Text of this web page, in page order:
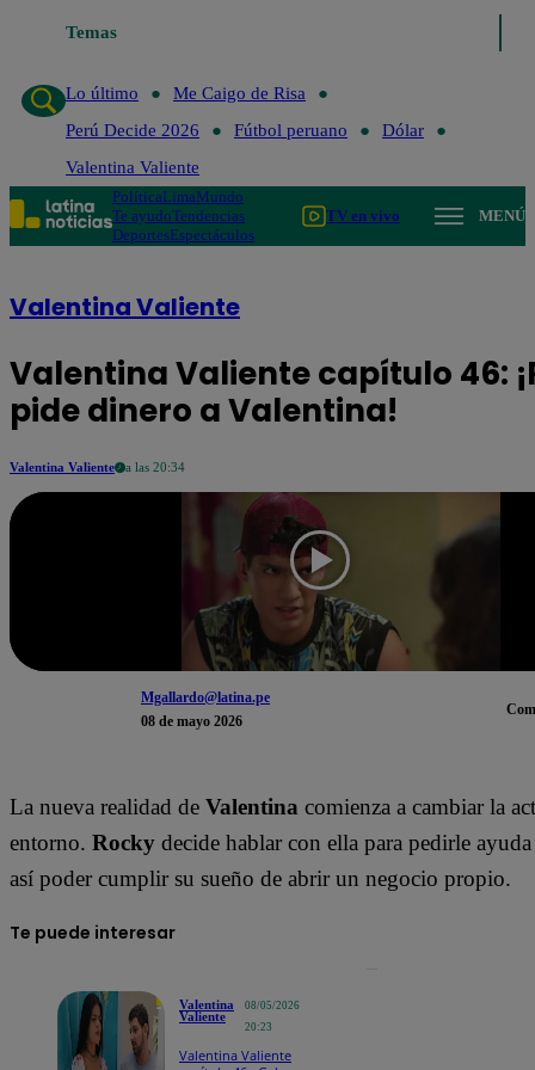
Temas
Lo último
Me Caigo de Risa
Perú Decide 2026
Fútbol peruano
Dólar
Valentina Valiente
PolíticaLimaMundo
Te ayudoTendencias
DeportesEspectáculos
TV en vivo MENÚ
Valentina Valiente
Valentina Valiente capítulo 46:
pide dinero a Valentina!
Valentina Valiente a las 20:34
Mgallardo@latina.pe
08 de mayo 2026
La nueva realidad de Valentina comienza a cambiar la
entorno. Rocky decide hablar con ella para pedirle
así poder cumplir su sueño de abrir un negocio propio.
Te puede interesar
Valentina
Valiente
08/05/2026
20:23
Valentina Valiente